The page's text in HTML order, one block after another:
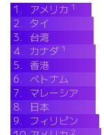
1. アメリカ 1
2.
タイ
3.
台湾
4.
カナダ 1
5.
香港
6.
ベトナム
7.
マレーシア
8.
日本
9.
フィリピン
2